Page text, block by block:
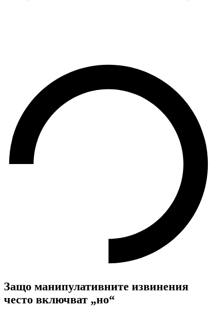
Защо манипулативните извинения
често включват „но“